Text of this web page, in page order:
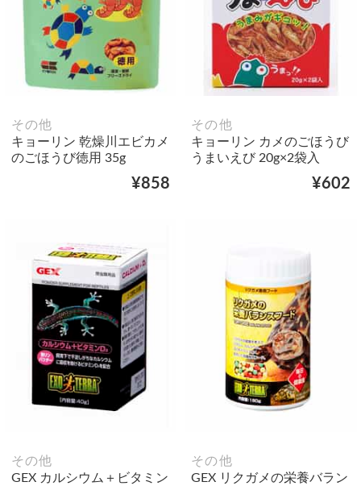
その他
キョーリン 乾燥川エビカメ
のごほうび徳用 35g
¥858
その他
キョーリン カメのごほうび
うまいえび 20g×2袋入
¥602
その他
GEX カルシウム＋ビタミン
その他
GEX リクガメの栄養バラン